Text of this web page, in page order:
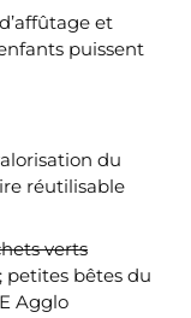
et
puissent
du
réutilisable
verts
petites bêtes du
Agglo